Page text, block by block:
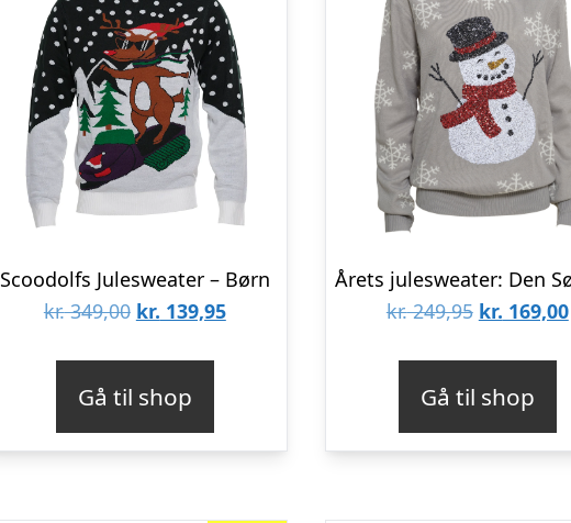
Scoodolfs Julesweater – Børn
kr.349,00 Den
var:
kr. 349,00.
kr. 139,95Den
kr. 139,95.
Gå til shop
kr.249,95 Den
var:
kr. 249,95.
kr. 169,00
Gå til shop